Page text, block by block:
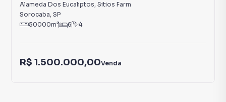
Alameda Dos Eucaliptos, Sitios Farm
Sorocaba, SP
50000m² 6 4
R$ 1.500.000,00Venda